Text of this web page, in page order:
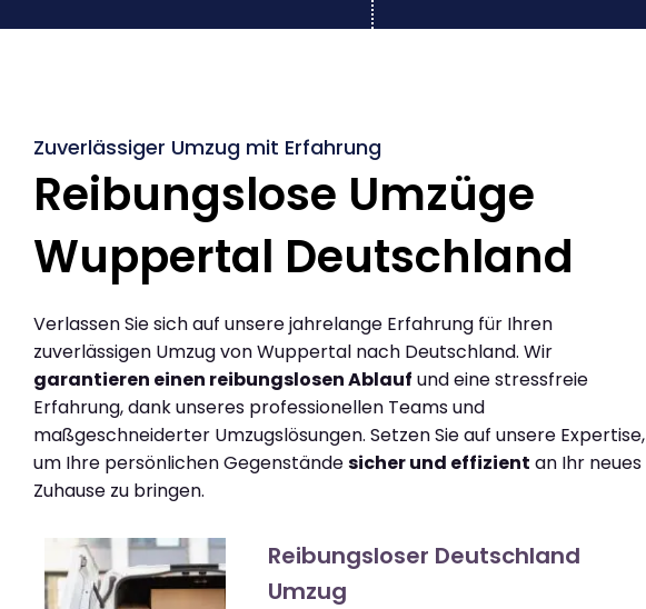
Zuverlässiger Umzug mit Erfahrung
Reibungslose Umzüge
Wuppertal Deutschland
Verlassen Sie sich auf unsere jahrelange Erfahrung für Ihren
zuverlässigen Umzug von Wuppertal nach Deutschland. Wir
garantieren einen reibungslosen Ablauf und eine stressfreie
Erfahrung, dank unseres professionellen Teams und
maßgeschneiderter Umzugslösungen. Setzen Sie auf unsere Expertise,
um Ihre persönlichen Gegenständesicher und effizient an Ihr neues
Zuhause zu bringen.
Reibungsloser Deutschland
Umzug